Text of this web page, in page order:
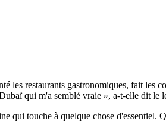
les restaurants gastronomiques, fait les
qui m'a semblé vraie », a-t-elle dit le
qui touche à quelque chose